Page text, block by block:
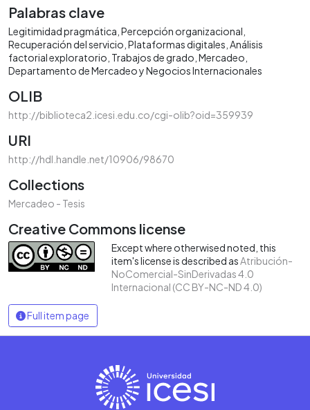
Palabras clave
Legitimidad pragmática Percepción organizacional
Recuperación del servicio Plataformas digitales Análisis
factorial exploratorio Trabajos de grado Mercadeo
Departamento de Mercadeo y Negocios Internacionales
OLIB
http://biblioteca2.icesi.edu.co/cgi-olib?oid=359939
URI
http://hdl.handle.net/10906/98670
Collections
Mercadeo - Tesis
Creative Commons license
Except where otherwised noted, this
item's license is described asAtribución-
NoComercial-SinDerivadas 4.0
Internacional (CC BY-NC-ND 4.0)
Full item page